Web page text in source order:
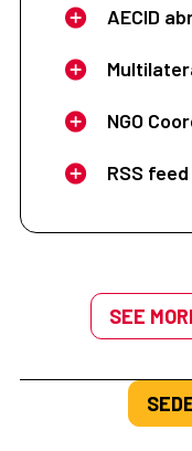
AECID
NGO
RSS feed
SEE